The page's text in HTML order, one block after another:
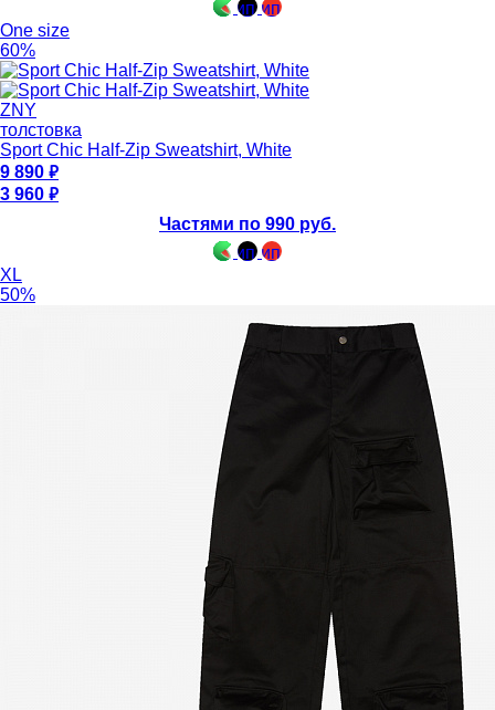
One size
60%
ZNY
толстовка
Sport Chic Half-Zip Sweatshirt, White
9 890
3 960
Частями по 990 руб.
XL
50%